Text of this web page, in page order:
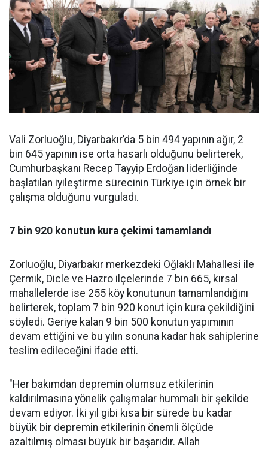
Vali Zorluoğlu, Diyarbakır’da 5 bin 494 yapının ağır, 2
bin 645 yapının ise orta hasarlı olduğunu belirterek,
Cumhurbaşkanı Recep Tayyip Erdoğan liderliğinde
başlatılan iyileştirme sürecinin Türkiye için örnek bir
çalışma olduğunu vurguladı.
7 bin 920 konutun kura çekimi tamamlandı
Zorluoğlu, Diyarbakır merkezdeki Oğlaklı Mahallesi ile
Çermik, Dicle ve Hazro ilçelerinde 7 bin 665, kırsal
mahallelerde ise 255 köy konutunun tamamlandığını
belirterek, toplam 7 bin 920 konut için kura çekildiğini
söyledi. Geriye kalan 9 bin 500 konutun yapımının
devam ettiğini ve bu yılın sonuna kadar hak sahiplerine
teslim edileceğini ifade etti.
"Her bakımdan depremin olumsuz etkilerinin
kaldırılmasına yönelik çalışmalar hummalı bir şekilde
devam ediyor. İki yıl gibi kısa bir sürede bu kadar
büyük bir depremin etkilerinin önemli ölçüde
azaltılmış olması büyük bir başarıdır. Allah